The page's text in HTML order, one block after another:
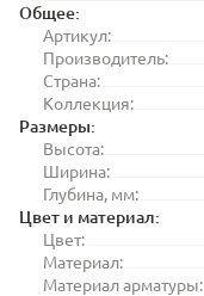
Общее:
Артикул:
Производитель:
Страна:
Коллекция:
Размеры:
Высота:
Ширина:
Глубина, мм:
Цвет и материал:
Цвет:
Материал:
Материал арматуры: